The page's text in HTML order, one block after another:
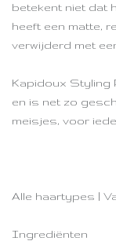
betekent niet dat
heeft een matte,
verwijderd met
Kapidoux Styling
en is net zo
meisjes, voor
Alle haartypes |
Ingrediënten